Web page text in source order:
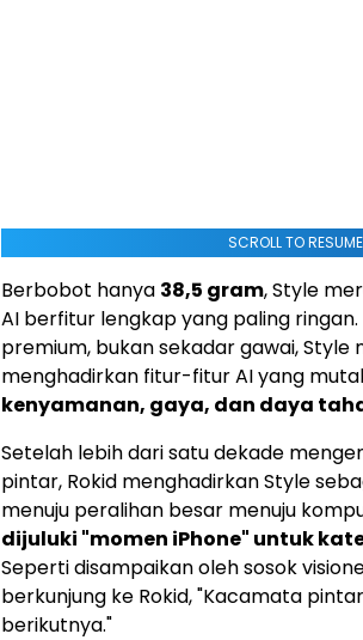
SCROLL TO
Berbobot hanya 38,5 gram, Style
AI berfitur lengkap yang paling
premium, bukan sekadar gawai,
menghadirkan fitur-fitur AI yang
kenyamanan, gaya, dan daya
Setelah lebih dari satu dekade
pintar, Rokid menghadirkan Style
menuju peralihan besar menuju
dijuluki "momen iPhone" untuk
Seperti disampaikan oleh sosok
berkunjung ke Rokid, "Kacamata
berikutnya."